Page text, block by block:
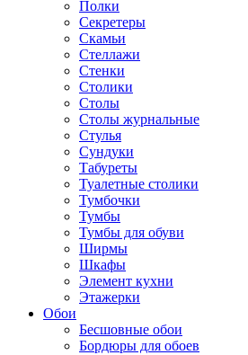
Полки
Секретеры
Скамьи
Стеллажи
Стенки
Столики
Столы
Столы журнальные
Стулья
Сундуки
Табуреты
Туалетные столики
Тумбочки
Тумбы
Тумбы для обуви
Ширмы
Шкафы
Элемент кухни
Этажерки
Обои
Бесшовные обои
Бордюры для обоев